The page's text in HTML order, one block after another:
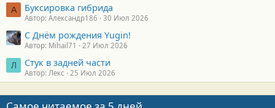
А Буксировка гибрида
Автор: Александр186 30 Июл 2026
С Днём рождения Yugin!
Автор: Mihail71 27 Июл 2026
Л Стук в задней части
Автор: Лекс 25 Июл 2026